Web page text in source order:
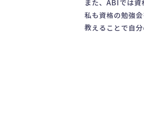
また、ABIでは資
私も資格の勉強
教えることで自